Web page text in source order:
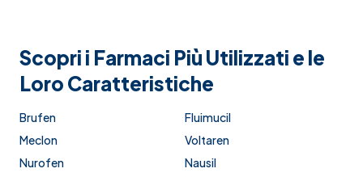
Scopri i Farmaci Più Utilizzati e le
Loro Caratteristiche
Brufen
Fluimucil
Meclon
Voltaren
Nurofen
Nausil